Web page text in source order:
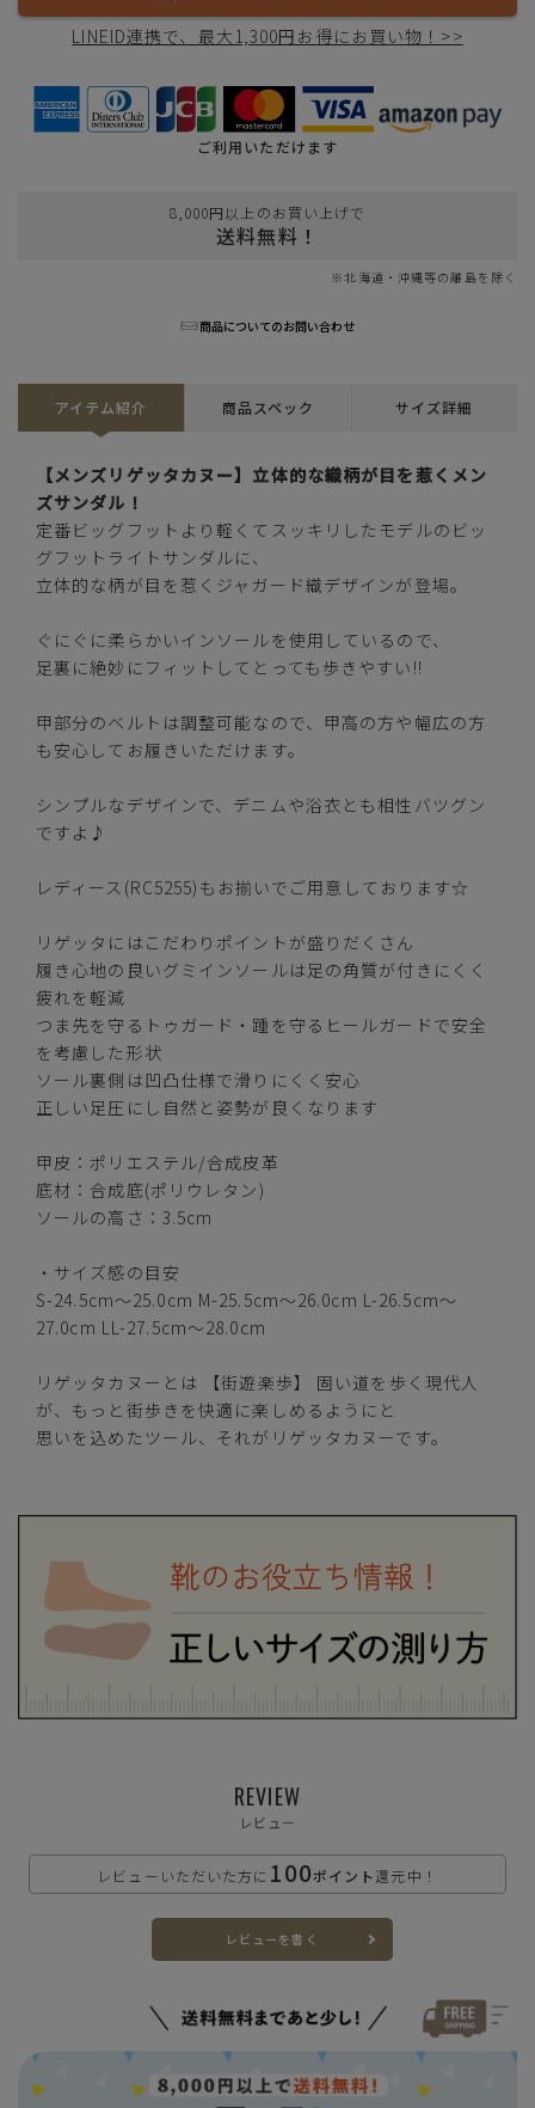
ブラック
S(24.5cm-25.0cm) —
M(25.5cm-26.0cm)
残りわずか
L(26.5cm-27.0cm)
在庫切れ —
在庫切れ —
ネイビー
S(24.5cm-25.0cm)
在庫切れ —
M(25.5cm-26.0cm)
在庫切れ
L(26.5cm-27.0cm)
LL(27.5cm-28.0cm)
在庫切れ —
ブルー
S(24.5cm-25.0cm)
M(25.5cm-26.0cm)
在庫切れ
L(26.5cm-27.0cm) —
LINEID連携で、最大1,300円お得にお買い物！>>
ご利用いただけます
8,000円以上のお買い上げで
送料無料！
※北海道・沖縄等の離島を除く
商品についてのお問い合わせ
アイテム紹介 商品スペック サイズ詳細
【メンズリゲッタカヌー】立体的な織柄が目を惹くメン
ズサンダル！
定番ビッグフットより軽くてスッキリしたモデルのビッ
グフットライトサンダルに、
立体的な柄が目を惹くジャガード織デザインが登場。
ぐにぐに柔らかいインソールを使用しているので、
足裏に絶妙にフィットしてとっても歩きやすい!!
甲部分のベルトは調整可能なので、甲高の方や幅広の方
も安心してお履きいただけます。
シンプルなデザインで、デニムや浴衣とも相性バツグン
ですよ♪
レディース(RC5255)もお揃いでご用意しております☆
リゲッタにはこだわりポイントが盛りだくさん
履き心地の良いグミインソールは足の角質が付きにくく
疲れを軽減
つま先を守るトゥガード・踵を守るヒールガードで安全
を考慮した形状
ソール裏側は凹凸仕様で滑りにくく安心
正しい足圧にし自然と姿勢が良くなります
甲皮：ポリエステル/合成皮革
底材：合成底(ポリウレタン)
ソールの高さ：3.5cm
・サイズ感の目安
S-24.5cm～25.0cm M-25.5cm～26.0cm L-26.5cm～
27.0cm LL-27.5cm～28.0cm
リゲッタカヌーとは 【街遊楽歩】 固い道を歩く現代人
が、もっと街歩きを快適に楽しめるようにと
思いを込めたツール、それがリゲッタカヌーです。
REVIEW
レビュー
レビューいただいた方に 100ポイント還元中！
レビューを書く